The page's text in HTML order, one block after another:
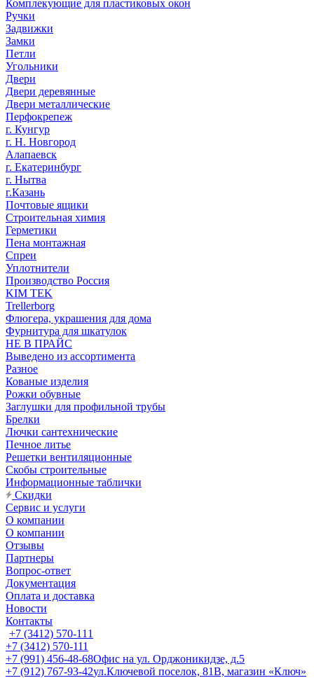
Комплекующие для пластиковых окон
Ручки
Задвижки
Замки
Петли
Угольники
Двери
Двери деревянные
Двери металлические
Перфокрепеж
г. Кунгур
г. Н. Новгород
Алапаевск
г. Екатеринбург
г. Нытва
г.Казань
Почтовые ящики
Строительная химия
Герметики
Пена монтажная
Спреи
Уплотнители
Производство Россия
KIM TEK
Trellerborg
Флюгера, украшения для дома
Фурнитура для шкатулок
НЕ В ПРАЙС
Выведено из ассортимента
Разное
Кованые изделия
Рожки обувные
Заглушки для профильной трубы
Брелки
Лючки сантехнические
Печное литье
Решетки вентиляционные
Скобы строительные
Информационные таблички
Скидки
Сервис и услуги
О компании
О компании
Отзывы
Партнеры
Вопрос-ответ
Документация
Оплата и доставка
Новости
Контакты
+7 (3412) 570-111
+7 (3412) 570-111
+7 (991) 456-48-68Офис на ул. Орджоникидзе, д.5
+7 (912) 767-93-42ул.Ключевой поселок, 81В, магазин «Ключ»